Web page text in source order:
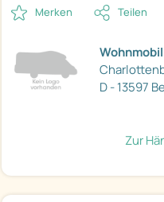
Merken Teilen
D - 13597
Zur